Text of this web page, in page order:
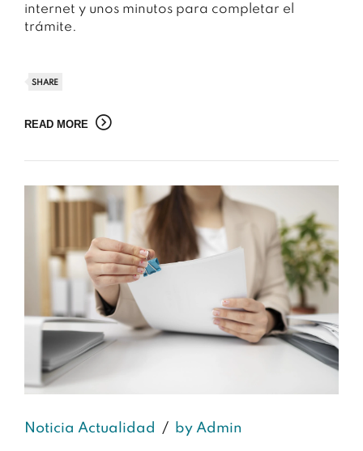
internet y unos minutos para completar el
trámite.
SHARE
READ MORE
Noticia Actualidad by Admin